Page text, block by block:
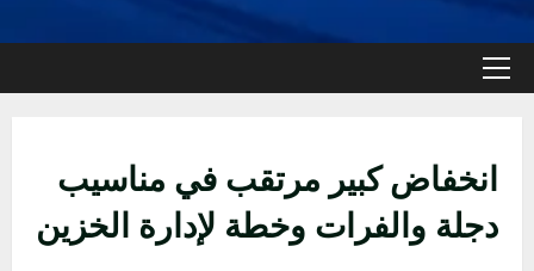
القائمة
انخفاض كبير مرتقب في مناسيب
دجلة والفرات وخطة لإدارة الخزين